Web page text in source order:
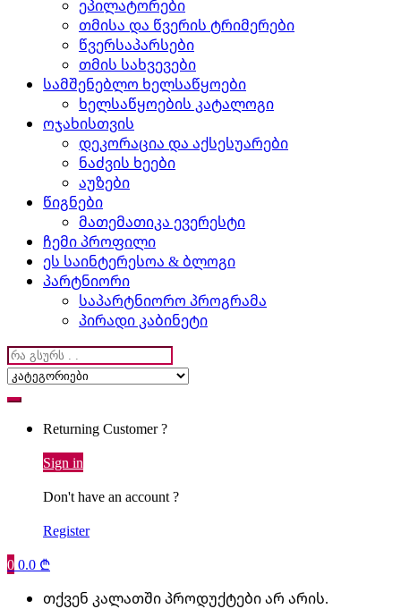
ეპილატორები
თმისა და წვერის ტრიმერები
წვერსაპარსები
თმის სახვევები
სამშენებლო ხელსაწყოები
ხელსაწყოების კატალოგი
ოჯახისთვის
დეკორაცია და აქსესუარები
ნაძვის ხეები
აუზები
წიგნები
მათემათიკა ევერესტი
ჩემი პროფილი
ეს საინტერესოა & ბლოგი
პარტნიორი
საპარტნიორო პროგრამა
პირადი კაბინეტი
Search
for:
Returning Customer ?
Sign in
Don't have an account ?
Register
00.0 ₾
თქვენ კალათში პროდუქტები არ არის.